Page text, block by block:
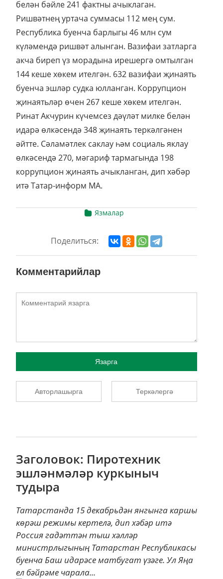
белән бәйле 241 фактны ачыклаган.
Ришвәтнең уртача суммасы 112 мең сум.
Республика буенча барлыгы 46 млн сум
күләмендә ришвәт алынган. Вазифаи затларга
акча биреп үз морадына ирешергә омтылган
144 кеше хөкем ителгән. 632 вазифаи җинаять
буенча эшләр судка юлланган. Коррупцион
җинаятьләр өчен 267 кеше хөкем ителгән.
Ринат Акчурин күчемсез дәүләт милке белән
идарә өлкәсендә 348 җинаять теркәлгәнен
әйтте. Сәламәтлек саклау һәм социаль яклау
өлкәсендә 270, мәгариф тармагында 198
коррупцион җинаять ачыкланган, дип хәбәр
итә Татар-информ МА.
Язмалар
Поделиться:
Комментарийлар
Язарга
Авторлашырга Теркәлергә
Заголовок: Пиротехник
эшләнмәләр куркыныч
тудыра
Татарстанда 15 декабрьдән янгынга каршы
көрәш режимы кертелә, дип хәбәр итә
Россия гадәттән тыш хәлләр
министрлыгының Татарстан Республикасы
буенча Баш идарәсе матбугат үзәге. Ул Яңа
ел бәйрәме чарала...